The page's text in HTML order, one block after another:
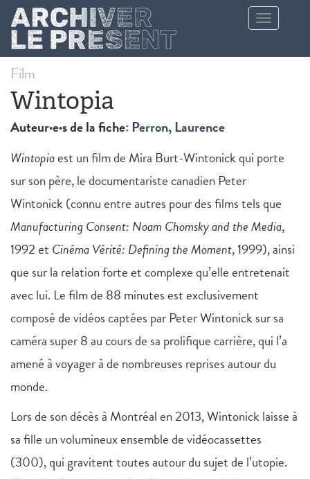
Aller au contenu principal
Toggle
navigation
Film
Wintopia
Auteur·e·s de la fiche: Perron, Laurence
Wintopiaest un film de Mira Burt-Wintonick qui porte
sur son père, le documentariste canadien Peter
Wintonick (connu entre autres pour des films tels que
Manufacturing Consent: Noam Chomsky and the Media,
1992 et Cinéma Vérité: Defining the Moment, 1999), ainsi
que sur la relation forte et complexe qu’elle entretenait
avec lui. Le film de 88 minutes est exclusivement
composé de vidéos captées par Peter Wintonick sur sa
caméra super 8 au cours de sa prolifique carrière, qui l’a
amené à voyager à de nombreuses reprises autour du
monde.
Lors de son décès à Montréal en 2013, Wintonick laisse à
sa fille un volumineux ensemble de vidéocassettes
(300), qui gravitent toutes autour du sujet de l’utopie.